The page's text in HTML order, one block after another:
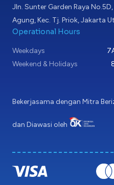
Jln. Sunter Garden Raya
Agung, Kec. Tj. Priok, Jakarta
Operational Hours
Weekdays
Weekend & Holidays
Bekerjasama dengan Mitra
dan Diawasi oleh